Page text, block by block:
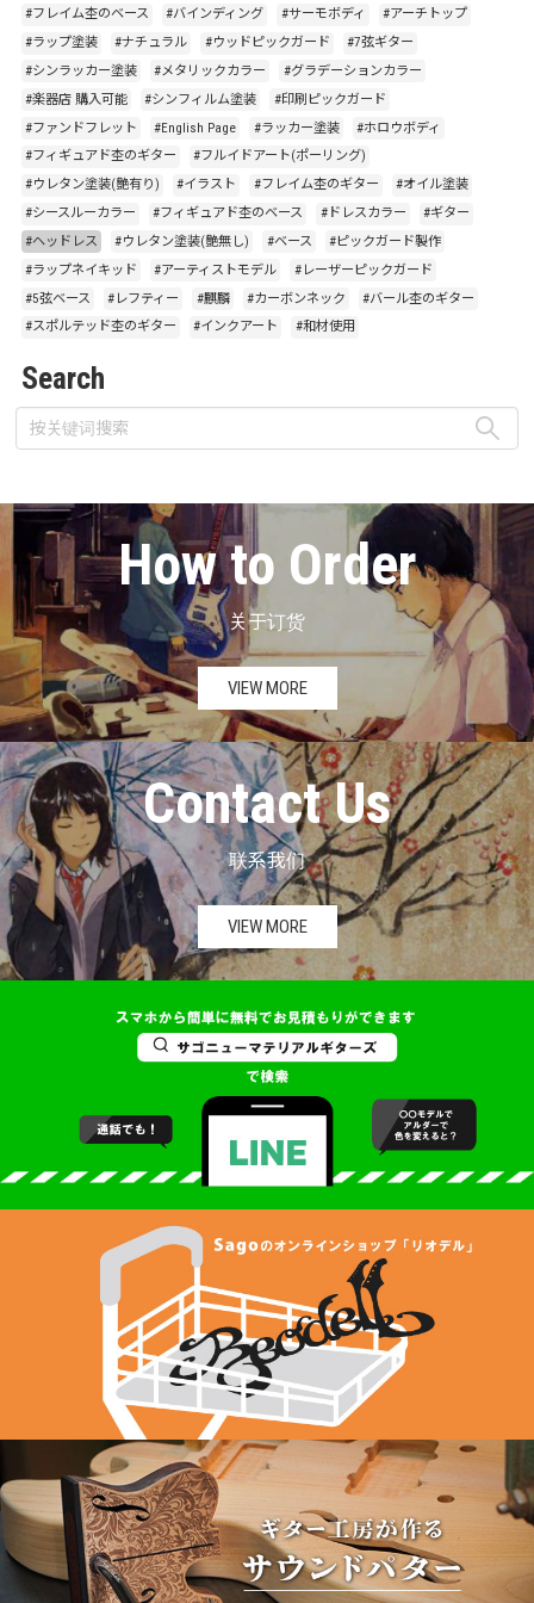
#フレイム杢のベース #バインディング #サーモボディ
#アーチトップ
#ラップ塗装
#ナチュラル #ウッドピックガード
#7弦ギター
#シンラッカー塗装
#メタリックカラー
#グラデーションカラー
#楽器店 購入可能
#シンフィルム塗装
#印刷ピックガード
#ファンドフレット
#English Page #ラッカー塗装
#ホロウボディ
#フィギュアド杢のギター
#フルイドアート(ポーリング)
#ウレタン塗装(艶有り)
#イラスト #フレイム杢のギター
#オイル塗装
#シースルーカラー
#フィギュアド杢のベース #ドレスカラー
#ギター
#ヘッドレス
#ウレタン塗装(艶無し) #ベース
#ピックガード製作
#ラップネイキッド
#アーティストモデル
#レーザーピックガード
#5弦ベース
#レフティー #麒麟 #カーボンネック
#バール杢のギター
#スポルテッド杢のギター
#インクアート #和材使用
Search
How to Order
关于订货
VIEW MORE
Contact Us
联系我们
VIEW MORE